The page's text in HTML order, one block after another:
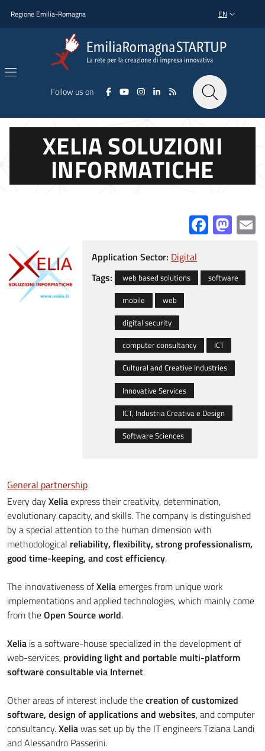
Regione Emilia-Romagna LANGUAGE
EN
Follow us on
XELIA SOLUZIONI
INFORMATICHE
Application Sector: Digital
Tags:
web based solutions
software
mobile
web
digital security
computer consultancy
ICT
Cultural and Creative Industries
Innovative Services
ICT, Industria Creativa e Design
Software Sciences
General partnership
Every day Xeliaexpress their creativity, determination,
evolutionary capacity, and skills. The company is distinguished
by a special attention to the human dimension with
methodological reliability, flexibility, strong professionalism,
good time-keeping, and cost efficiency.
The innovativeness ofXeliaemerges from unique work
implementations and applied technologies, which mainly come
from theOpen Source world.
Xelia is a software-house specialized in the development of
web-services, providing light and portable multi-platform
software consultable via Internet.
Other areas of interest include thecreation of customized
software, design of applications and websites, and computer
consultancy.Xeliawas set up by the IT engineers Tiziana Landi
and Alessandro Passerini.